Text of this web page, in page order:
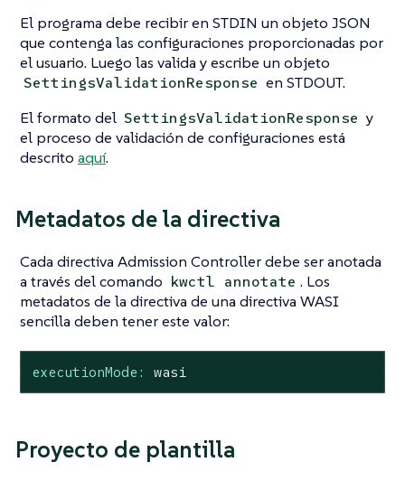
El programa debe recibir en STDIN un objeto JSON
que contenga las configuraciones proporcionadas por
el usuario. Luego las valida y escribe un objeto
SettingsValidationResponse en STDOUT.
El formato del SettingsValidationResponse y
el proceso de validación de configuraciones está
descrito aquí.
Metadatos de la directiva
Cada directiva Admission Controller debe ser anotada
a través del comando kwctl annotate . Los
metadatos de la directiva de una directiva WASI
sencilla deben tener este valor:
executionMode: wasi
Proyecto de plantilla